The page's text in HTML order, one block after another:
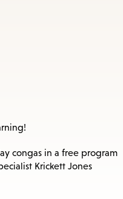
congas in a free program
Krickett Jones